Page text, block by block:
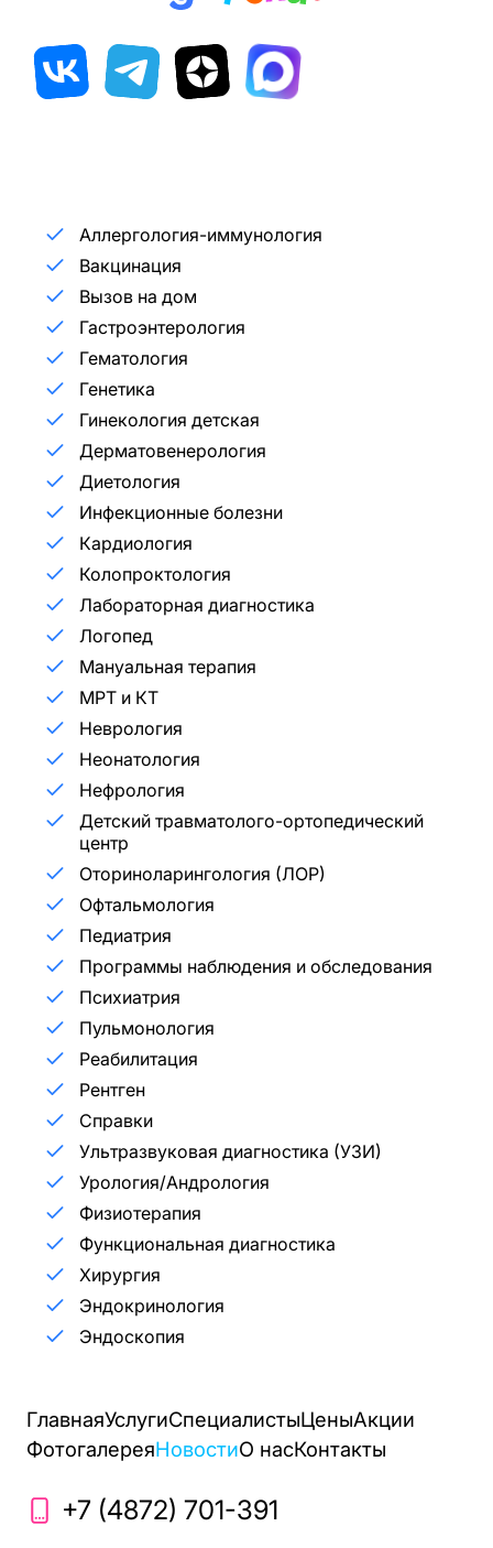
Аллергология-иммунология
Вакцинация
Вызов на дом
Гастроэнтерология
Гематология
Генетика
Гинекология детская
Дерматовенерология
Диетология
Инфекционные болезни
Кардиология
Колопроктология
Лабораторная диагностика
Логопед
Мануальная терапия
МРТ и КТ
Неврология
Неонатология
Нефрология
Детский травматолого-ортопедический
центр
Оториноларингология (ЛОР)
Офтальмология
Педиатрия
Программы наблюдения и обследования
Психиатрия
Пульмонология
Реабилитация
Рентген
Справки
Ультразвуковая диагностика (УЗИ)
Урология/Андрология
Физиотерапия
Функциональная диагностика
Хирургия
Эндокринология
Эндоскопия
ГлавнаяУслугиСпециалистыЦеныАкции
ФотогалереяНовостиО насКонтакты
+7 (4872) 701-391